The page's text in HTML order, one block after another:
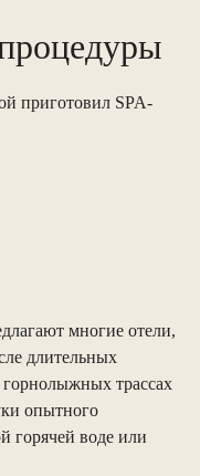
приготовил SPA-
многие отели,
длительных
горнолыжных трассах
опытного
горячей воде или